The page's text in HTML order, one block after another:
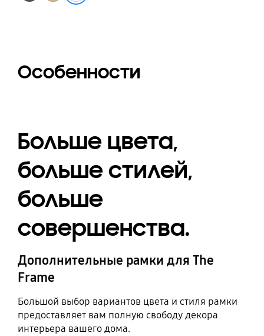
Особенности
Больше цвета,
больше стилей,
больше
совершенства.
Дополнительные рамки для The
Frame
Большой выбор вариантов цвета и стиля рамки
предоставляет вам полную свободу декора
интерьера вашего дома.